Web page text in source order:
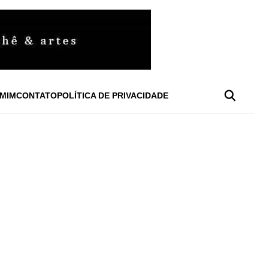
CONTATOPOLÍTICA DE PRIVACIDADE